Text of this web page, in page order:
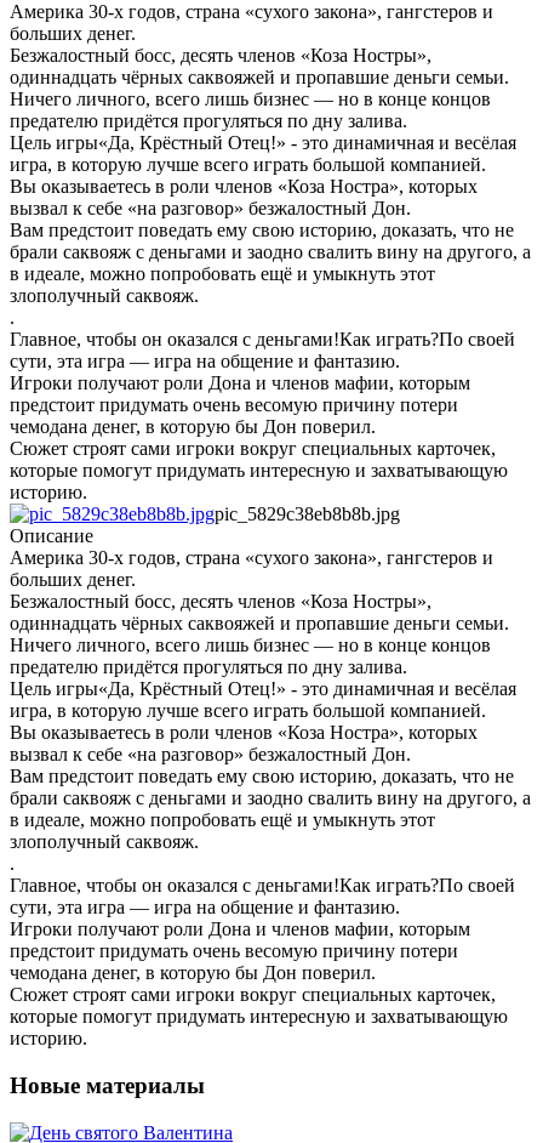
Америка 30-х годов, страна «сухого закона», гангстеров и
больших денег.
Безжалостный босс, десять членов «Коза Ностры»,
одиннадцать чёрных саквояжей и пропавшие деньги семьи.
Ничего личного, всего лишь бизнес — но в конце концов
предателю придётся прогуляться по дну залива.
Цель игры«Да, Крёстный Отец!» - это динамичная и весёлая
игра, в которую лучше всего играть большой компанией.
Вы оказываетесь в роли членов «Коза Ностра», которых
вызвал к себе «на разговор» безжалостный Дон.
Вам предстоит поведать ему свою историю, доказать, что не
брали саквояж с деньгами и заодно свалить вину на другого, а
в идеале, можно попробовать ещё и умыкнуть этот
злополучный саквояж.
.
Главное, чтобы он оказался с деньгами!Как играть?По своей
сути, эта игра — игра на общение и фантазию.
Игроки получают роли Дона и членов мафии, которым
предстоит придумать очень весомую причину потери
чемодана денег, в которую бы Дон поверил.
Сюжет строят сами игроки вокруг специальных карточек,
которые помогут придумать интересную и захватывающую
историю.
pic_5829c38eb8b8b.jpg
Описание
Америка 30-х годов, страна «сухого закона», гангстеров и
больших денег.
Безжалостный босс, десять членов «Коза Ностры»,
одиннадцать чёрных саквояжей и пропавшие деньги семьи.
Ничего личного, всего лишь бизнес — но в конце концов
предателю придётся прогуляться по дну залива.
Цель игры«Да, Крёстный Отец!» - это динамичная и весёлая
игра, в которую лучше всего играть большой компанией.
Вы оказываетесь в роли членов «Коза Ностра», которых
вызвал к себе «на разговор» безжалостный Дон.
Вам предстоит поведать ему свою историю, доказать, что не
брали саквояж с деньгами и заодно свалить вину на другого, а
в идеале, можно попробовать ещё и умыкнуть этот
злополучный саквояж.
.
Главное, чтобы он оказался с деньгами!Как играть?По своей
сути, эта игра — игра на общение и фантазию.
Игроки получают роли Дона и членов мафии, которым
предстоит придумать очень весомую причину потери
чемодана денег, в которую бы Дон поверил.
Сюжет строят сами игроки вокруг специальных карточек,
которые помогут придумать интересную и захватывающую
историю.
Новые материалы